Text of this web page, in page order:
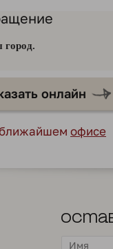
город.
онлайн
офисе